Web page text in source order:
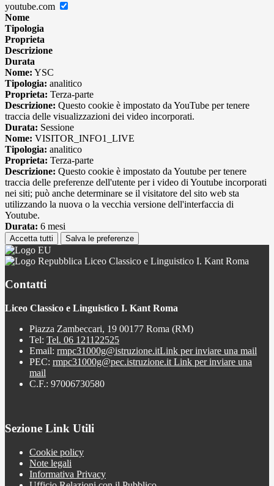
youtube.com
Nome
Tipologia
Proprieta
Descrizione
Durata
Nome: YSC
Tipologia: analitico
Proprieta: Terza-parte
Descrizione: Questo cookie è impostato da YouTube per tenere
traccia delle visualizzazioni dei video incorporati.
Durata: Sessione
Nome: VISITOR_INFO1_LIVE
Tipologia: analitico
Proprieta: Terza-parte
Descrizione: Questo cookie è impostato da Youtube per tenere
traccia delle preferenze dell'utente per i video di Youtube incorporati
nei siti; può anche determinare se il visitatore del sito web sta
utilizzando la nuova o la vecchia versione dell'interfaccia di
Youtube.
Durata: 6 mesi
Accetta tutti Salva le preferenze
Liceo Classico e Linguistico I. Kant Roma
Contatti
Liceo Classico e Linguistico I. Kant Roma
Piazza Zambeccari, 19 00177 Roma (RM)
Tel: Tel. 06 121122525
Email: rmpc31000g@istruzione.itLink per inviare una mail
PEC: rmpc31000g@pec.istruzione.it Link per inviare una
mail
C.F.: 97006730580
Sezione Link Utili
Cookie policy
Note legali
Informativa Privacy